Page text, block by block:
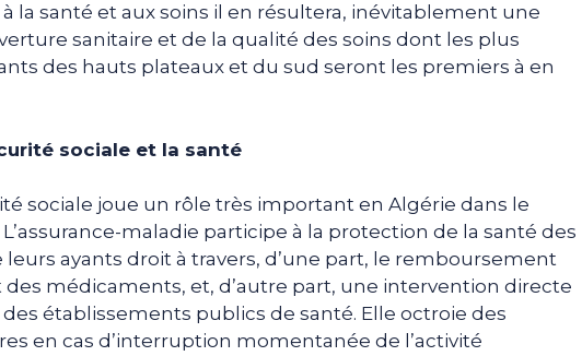
la santé et aux soins il en résultera, inévitablement une
sanitaire et de la qualité des soins dont les plus
des hauts plateaux et du sud seront les premiers à en
sociale et la santé
sociale joue un rôle très important en Algérie dans le
maladie participe à la protection de la santé des
leurs ayants droit à travers, d’une part, le remboursement
des médicaments, et, d’autre part, une intervention directe
établissements publics de santé. Elle octroie des
en cas d’interruption momentanée de l’activité